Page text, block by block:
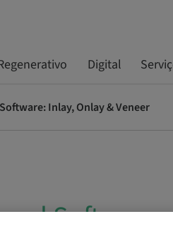
Digital
Inlay, Onlay & Veneer